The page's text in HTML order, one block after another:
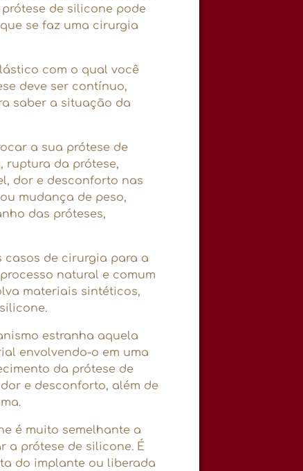
de silicone pode
se faz uma cirurgia
com o qual você
deve ser contínuo,
saber a situação da
a sua prótese de
ruptura da prótese,
dor e desconforto nas
mudança de peso,
das próteses,
de cirurgia para a
natural e comum
materiais sintéticos,
estranha aquela
envolvendo-o em uma
da prótese de
e desconforto, além de
é muito semelhante a
a prótese de silicone. É
do implante ou liberada